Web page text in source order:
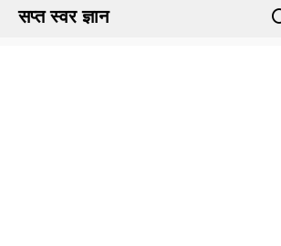
Skipसप्त स्वर ज्ञान